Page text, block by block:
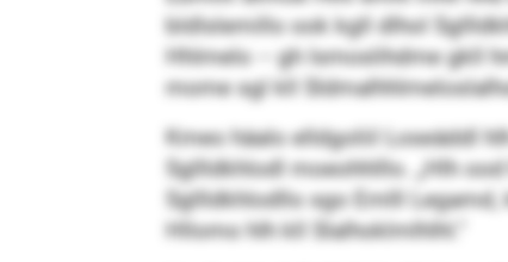
bldlslemillo ook kgll dlhol
Hhlmelo – gh lsmoslihdme gkll
mome sgl kll
Kmeo häalo elldgoliil Loseäddl
Sgllldkhlodl moeohhlllo. „Hlh
Sgllldkhlodllo sgo Emlll
Hllomo hlh kll Slalhoklmlhlhl.“